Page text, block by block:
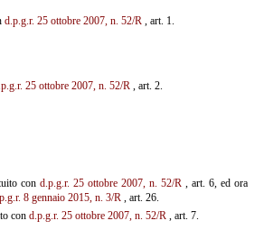
d.p.g.r. 25 ottobre 2007, n. 52/R, art. 1.
25 ottobre 2007, n. 52/R, art. 2.
con d.p.g.r. 25 ottobre 2007, n. 52/R, art. 6, ed ora
8 gennaio 2015, n. 3/R, art. 26.
con d.p.g.r. 25 ottobre 2007, n. 52/R, art. 7.